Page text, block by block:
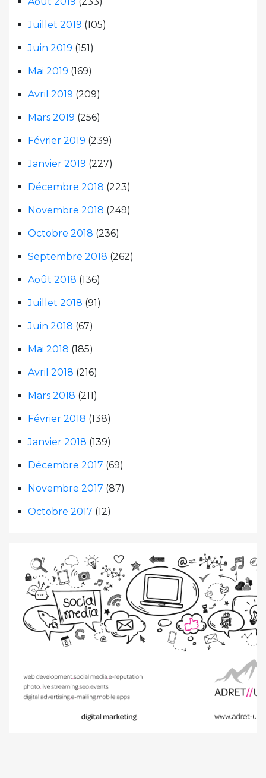
Juillet 2019 (105)
Juin 2019 (151)
Mai 2019 (169)
Avril 2019 (209)
Mars 2019 (256)
Février 2019 (239)
Janvier 2019 (227)
Décembre 2018 (223)
Novembre 2018 (249)
Octobre 2018 (236)
Septembre 2018 (262)
Août 2018 (136)
Juillet 2018 (91)
Juin 2018 (67)
Mai 2018 (185)
Avril 2018 (216)
Mars 2018 (211)
Février 2018 (138)
Janvier 2018 (139)
Décembre 2017 (69)
Novembre 2017 (87)
Octobre 2017 (12)